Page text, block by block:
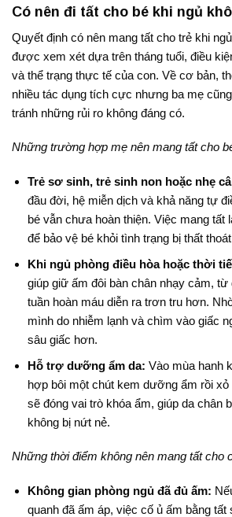
Có nên đi tất cho bé khi ngủ
Quyết định có nên mang tất cho trẻ khi
được xem xét dựa trên tháng tuổi, điều
và thể trạng thực tế của con. Về cơ bản,
nhiều tác dụng tích cực nhưng ba mẹ
tránh những rủi ro không đáng có.
Những trường hợp mẹ nên mang tất cho
Trẻ sơ sinh, trẻ sinh non hoặc nhẹ
đầu đời, hệ miễn dịch và khả năng tự
bé vẫn chưa hoàn thiện. Việc mang tất
để bảo vệ bé khỏi tình trạng bị thất
Khi ngủ phòng điều hòa hoặc thời
giúp giữ ấm đôi bàn chân nhạy cảm, từ
tuần hoàn máu diễn ra trơn tru hơn.
mình do nhiễm lạnh và chìm vào giấc
sâu giấc hơn.
Hỗ trợ dưỡng ẩm da: Vào mùa hanh
hợp bôi một chút kem dưỡng ẩm rồi
sẽ đóng vai trò khóa ẩm, giúp da chân
không bị nứt nẻ.
Những thời điểm không nên mang tất cho
Không gian phòng ngủ đã đủ ấm:
quanh đã ấm áp, việc cố ủ ấm bằng tất